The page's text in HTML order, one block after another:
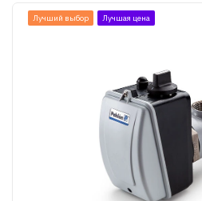
Лучший выбор Лучшая цена